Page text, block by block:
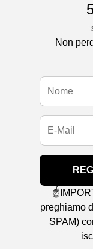
Non
preghiamo
SPAM)